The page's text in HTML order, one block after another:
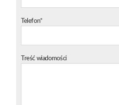
Telefon*
Treść wiadomości